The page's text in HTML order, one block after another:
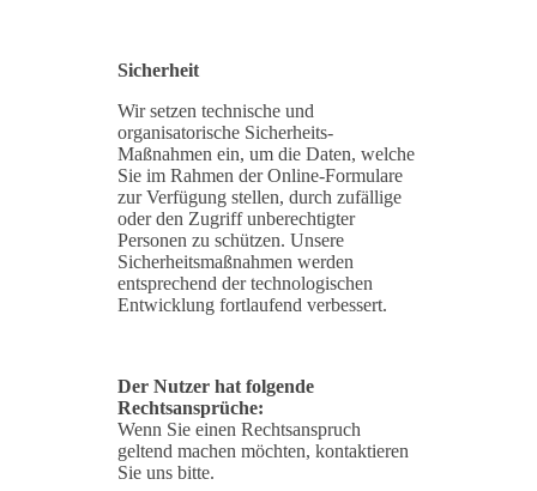
Sicherheit
Wir setzen technische und
organisatorische Sicherheits-
Maßnahmen ein, um die Daten, welche
Sie im Rahmen der Online-Formulare
zur Verfügung stellen, durch zufällige
oder den Zugriff unberechtigter
Personen zu schützen. Unsere
Sicherheitsmaßnahmen werden
entsprechend der technologischen
Entwicklung fortlaufend verbessert.
Der Nutzer hat folgende
Rechtsansprüche:
Wenn Sie einen Rechtsanspruch
geltend machen möchten, kontaktieren
Sie uns bitte.